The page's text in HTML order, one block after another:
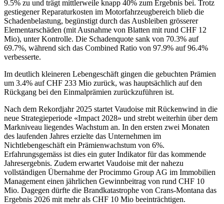
9.5% zu und trägt mittlerweile knapp 40% zum Ergebnis bei. Trotz
gestiegener Reparaturkosten im Motorfahrzeugbereich blieb die
Schadenbelastung, begünstigt durch das Ausbleiben grösserer
Elementarschäden (mit Ausnahme von Blatten mit rund CHF 12
Mio), unter Kontrolle. Die Schadenquote sank von 70.3% auf
69.7%, während sich das Combined Ratio von 97.9% auf 96.4%
verbesserte.
Im deutlich kleineren Lebengeschäft gingen die gebuchten Prämien
um 3.4% auf CHF 233 Mio zurück, was hauptsächlich auf den
Rückgang bei den Einmalprämien zurückzuführen ist.
Nach dem Rekordjahr 2025 startet Vaudoise mit Rückenwind in die
neue Strategieperiode «Impact 2028» und strebt weiterhin über dem
Markniveau liegendes Wachstum an. In den ersten zwei Monaten
des laufenden Jahres erzielte das Unternehmen im
Nichtlebengeschäft ein Prämienwachstum von 6%.
Erfahrungsgemäss ist dies ein guter Indikator für das kommende
Jahresergebnis. Zudem erwartet Vaudoise mit der nahezu
vollständigen Übernahme der Procimmo Group AG im Immobilien
Management einen jährlichen Gewinnbeitrag von rund CHF 10
Mio. Dagegen dürfte die Brandkatastrophe von Crans-Montana das
Ergebnis 2026 mit mehr als CHF 10 Mio beeinträchtigen.